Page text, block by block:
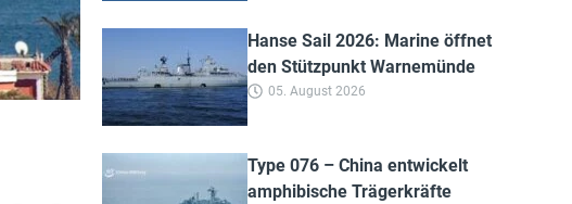
Hanse Sail 2026: Marine öffnet
den Stützpunkt Warnemünde
05. August 2026
Type 076 – China entwickelt
amphibische Trägerkräfte